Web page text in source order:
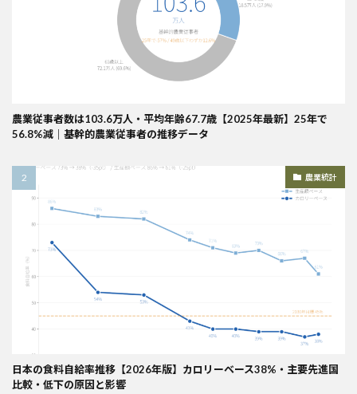
農業従事者数は103.6万人・平均年齢67.7歳【2025年最新】25年で
56.8%減｜基幹的農業従事者の推移データ
農業統計
日本の食料自給率推移【2026年版】カロリーベース38%・主要先進国
比較・低下の原因と影響